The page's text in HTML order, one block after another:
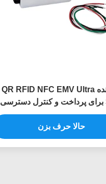
خواننده QR RFID NFC EMV Ultra
Slim برای پرداخت و کنترل دسترسی
موبایل
حالا حرف بزن